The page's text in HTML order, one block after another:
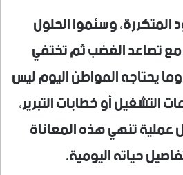
وسئموا الحلول
تصاعد الغضب ثم تختفي
يحتاجه المواطن اليوم ليس
التشغيل أو خطابات التبرير،
تنهي هذه المعاناة
حياته اليومية.